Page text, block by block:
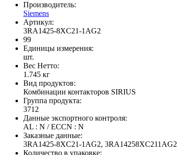
Производитель:
Siemens
Артикул:
3RA1425-8XC21-1AG2
99
Единицы измерения:
шт.
Вес Нетто:
1.745 кг
Вид продуктов:
Комбинации контакторов SIRIUS
Группа продукта:
3712
Данные экспортного контроля:
AL : N / ECCN : N
Заказные данные:
3RA1425-8XC21-1AG2, 3RA14258XC211AG2
Количество в упаковке: